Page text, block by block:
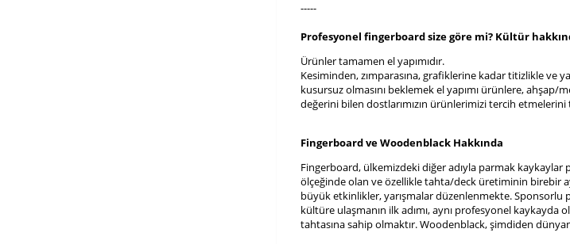
-----
Profesyonel fingerboard size göre mi? Kültür
Ürünler tamamen el yapımıdır.
Kesiminden, zımparasına, grafiklerine kadar titizlikle ve
kusursuz olmasını beklemek el yapımı ürünlere, ahşap/
değerini bilen dostlarımızın ürünlerimizi tercih etmelerini
Fingerboard ve Woodenblack Hakkında
Fingerboard, ülkemizdeki diğer adıyla parmak kaykaylar
ölçeğinde olan ve özellikle tahta/deck üretiminin birebir
büyük etkinlikler, yarışmalar düzenlenmekte.
kültüre ulaşmanın ilk adımı, aynı profesyonel
tahtasına sahip olmaktır. Woodenblack, şimdiden